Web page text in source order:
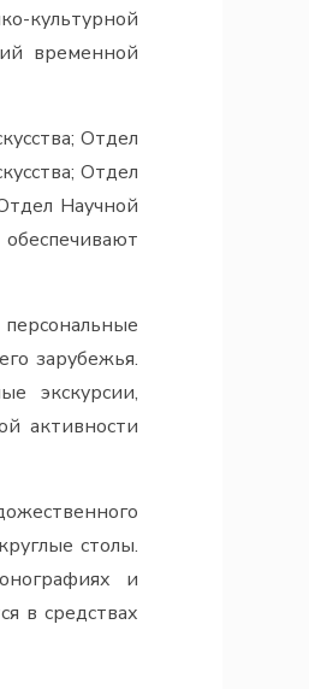
культурной
временной
Отдел
Отдел
Научной
зарубежья.
экскурсии,
активности
столы.
и
в средствах